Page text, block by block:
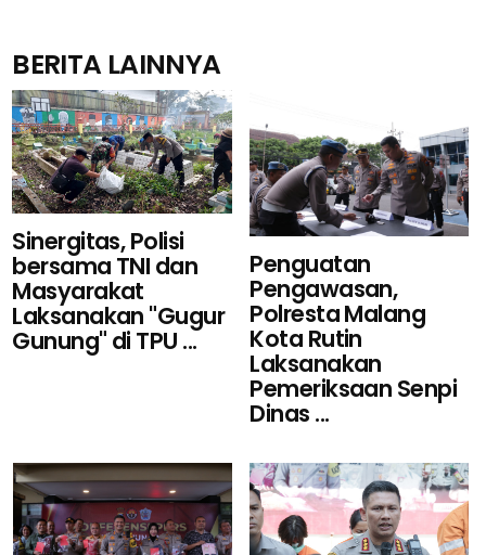
BERITA LAINNYA
Sinergitas, Polisi
bersama TNI dan
Masyarakat
Laksanakan "Gugur
Gunung" di TPU ...
Penguatan
Pengawasan,
Polresta Malang
Kota Rutin
Laksanakan
Pemeriksaan Senpi
Dinas ...